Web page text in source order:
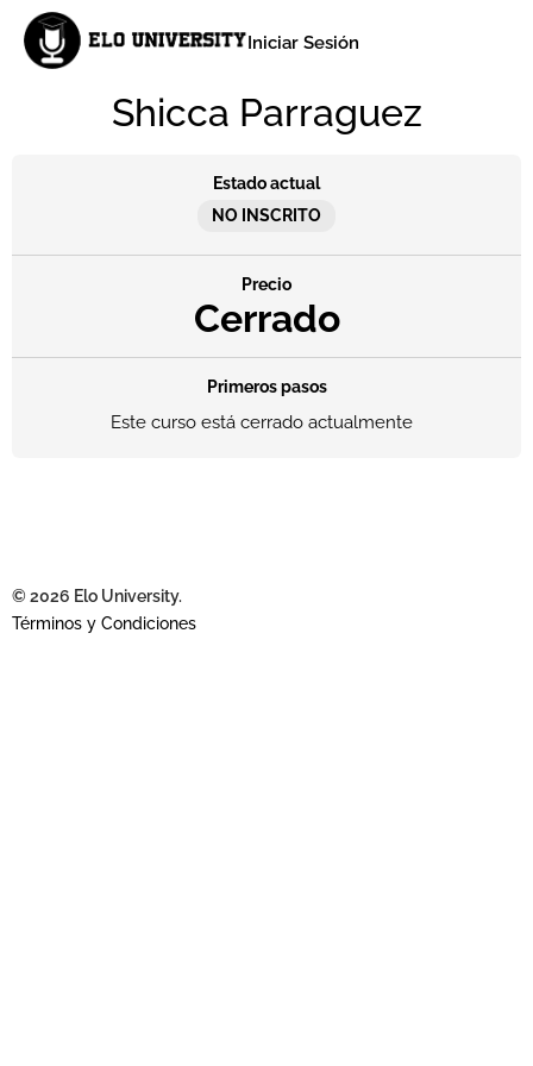
Iniciar Sesión
Shicca Parraguez
Estado actual
NO INSCRITO
Precio
Cerrado
Primeros pasos
Este curso está cerrado actualmente
© 2026 Elo University.
Términos y Condiciones